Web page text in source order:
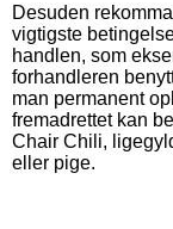
Desuden
vigtigste
handlen, som
forhandleren
man permanent
fremadrettet kan
Chair Chili,
eller pige.